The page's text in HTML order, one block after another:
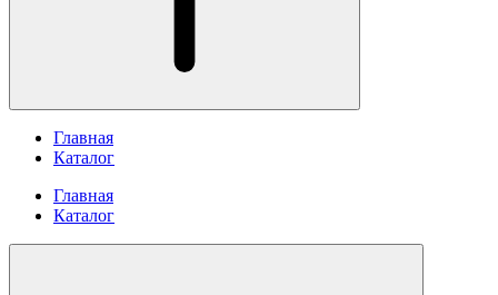
Главная
Каталог
Главная
Каталог